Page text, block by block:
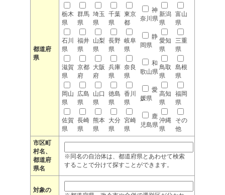
都道府
県
栃木
県
群馬
県
埼玉
県
千葉
県
東京
都
神
奈川県
新潟
県
富山
県
石川
県
福井
県
山梨
県
長野
県
岐阜
県
静
岡県
愛知
県
三重
県
滋賀
県
京都
府
大阪
府
兵庫
県
奈良
県
和
歌山県
鳥取
県
島根
県
岡山
県
広島
県
山口
県
徳島
県
香川
県
愛
媛県
高知
県
福岡
県
佐賀
県
長崎
県
熊本
県
大分
県
宮崎
県
鹿
児島県
沖縄
県
その
他
市区町
村名、
都道府
県名
※同名の自治体は、都道府県とあわせて検索
することで分けて探すことができます。
対象の